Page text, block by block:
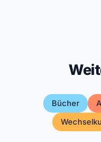
Bücher